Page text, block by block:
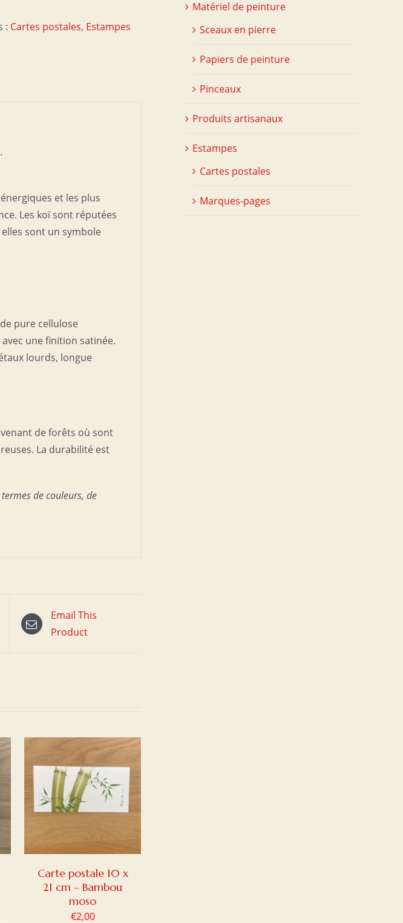
: Cartes postales, Estampes
et les plus
Les koï sont réputées
sont un symbole
pure cellulose
une finition satinée.
lourds, longue
de forêts où sont
La durabilité est
de couleurs, de
Email This
Product
Carte postale 10 x
21 cm – Bambou
moso
€2,00
Matériel de peinture
Sceaux en pierre
Papiers de peinture
Pinceaux
Produits artisanaux
Estampes
Cartes postales
Marques-pages